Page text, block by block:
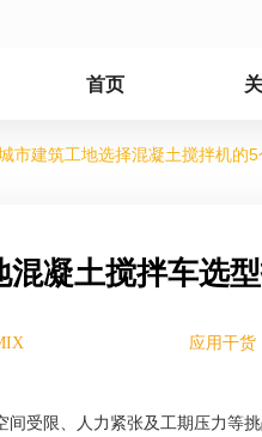
首页
市建筑工地选择混凝土搅拌机的
混凝土搅拌车选
应用干货
间受限、人力紧张及工期压力等